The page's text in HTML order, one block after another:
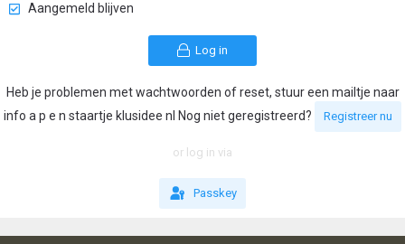
Aangemeld blijven
Log in
Heb je problemen met wachtwoorden of reset, stuur een mailtje naar
info a p e n staartje klusidee nl Nog niet geregistreerd?
Registreer nu
or log in via
Passkey